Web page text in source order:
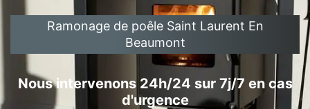
Ramonage de poêle Saint Laurent En
Beaumont
Nous intervenons 24h/24 sur 7j/7 en cas
d'urgence